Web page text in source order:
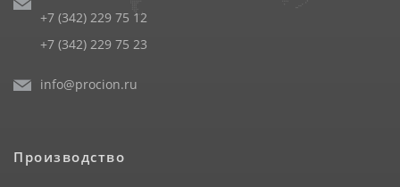
+7 (342) 229 75 12
+7 (342) 229 75 23
info@procion.ru
Производство